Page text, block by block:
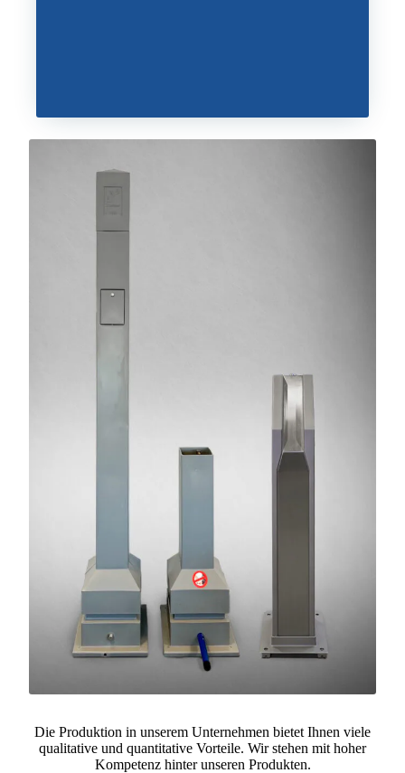
Die Produktion in unserem Unternehmen bietet Ihnen viele
qualitative und quantitative Vorteile. Wir stehen mit hoher
Kompetenz hinter unseren Produkten.